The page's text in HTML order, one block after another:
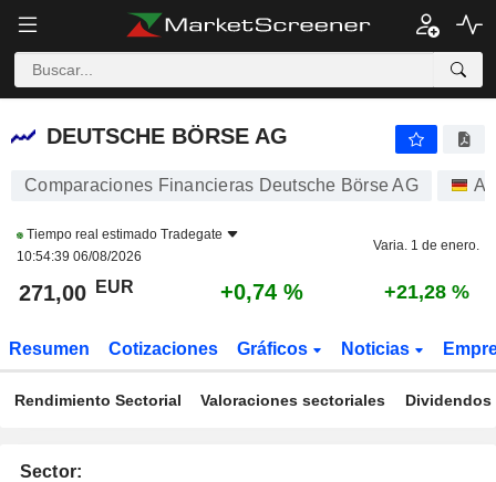
DEUTSCHE BÖRSE AG +0,74
DEUTSCHE BÖRSE AG
Comparaciones Financieras Deutsche Börse AG
Tiempo real estimado Tradegate
10:54:39 06/08/2026
Varia. 1 de enero.
271,00 EUR +0,74 % +21,28 %
Resumen Cotizaciones Gráficos Noticias
Rendimiento Sectorial Valoraciones sectoriales
Sector: